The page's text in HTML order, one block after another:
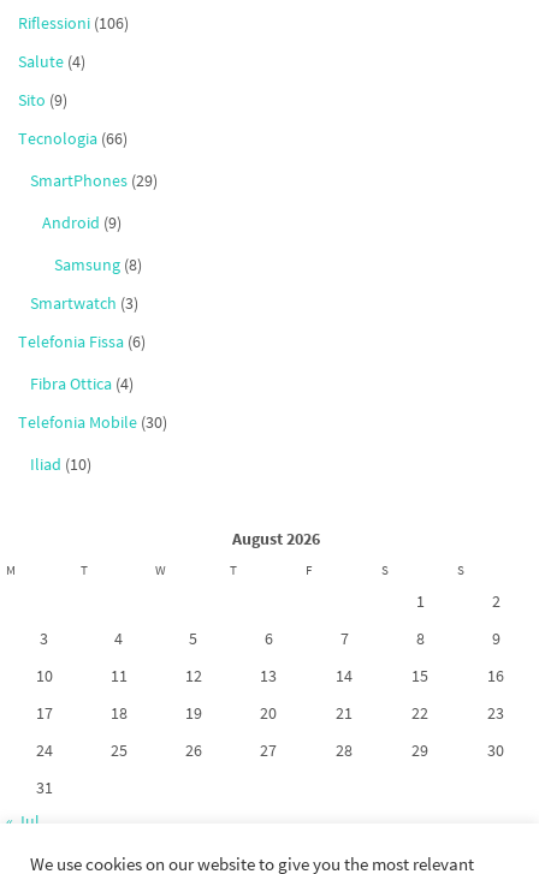
Riflessioni (106)
Salute (4)
Sito (9)
Tecnologia (66)
SmartPhones (29)
Android (9)
Samsung (8)
Smartwatch (3)
Telefonia Fissa (6)
Fibra Ottica (4)
Telefonia Mobile (30)
Iliad (10)
August 2026
M T W T F S S
1
2
3
4 5 6 7 8
9
10
11 12 13 14 15
16
17
18 19 20 21 22
23
24
25 26 27 28 29
30
31
« Jul
We use cookies on our website to give you the most relevant